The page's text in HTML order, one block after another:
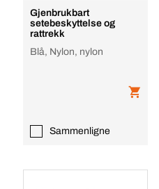
Gjenbrukbart
setebeskyttelse og
rattrekk
Blå, Nylon, nylon
Sammenligne